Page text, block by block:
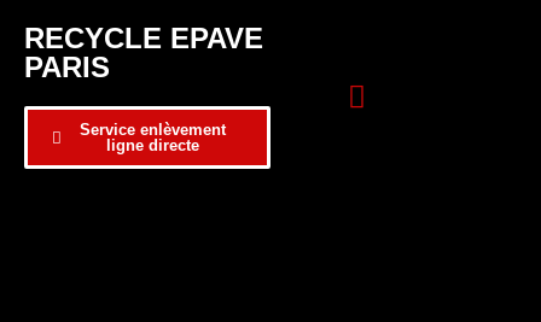
RECYCLE EPAVE
PARIS
Service enlèvement
ligne directe